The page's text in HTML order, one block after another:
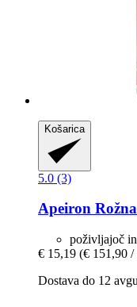
Košarica
5.0 (3)
Apeiron
poživljajoč
€ 15,19 (€ 151,90 /
Dostava do 12